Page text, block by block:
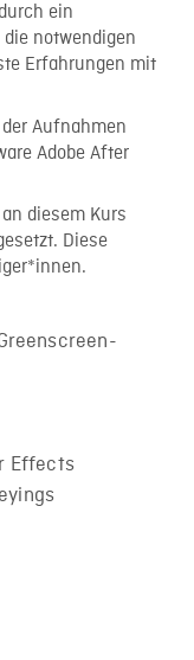
ein
notwendigen
Erfahrungen mit
Aufnahmen
Adobe After
diesem Kurs
Diese
Effects